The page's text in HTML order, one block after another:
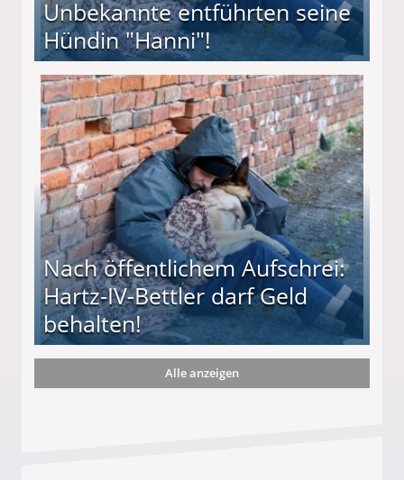
Unbekannte entführten seine
Hündin "Hanni"!
entführten seine Hündin "Hanni"!
Nach öffentlichem Aufschrei:
Hartz-IV-Bettler darf Geld
behalten!
darf Geld behalten!
Alle anzeigen